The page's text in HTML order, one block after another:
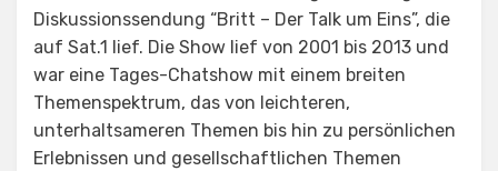
Diskussionssendung “Britt – Der Talk um Eins”, die
auf Sat.1 lief. Die Show lief von 2001 bis 2013 und
war eine Tages-Chatshow mit einem breiten
Themenspektrum, das von leichteren,
unterhaltsameren Themen bis hin zu persönlichen
Erlebnissen und gesellschaftlichen Themen